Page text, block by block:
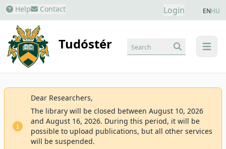
Help Contact Login ENHU
Tudóstér menu
Search
Dear Researchers,
The library will be closed between August 10, 2026
and August 16, 2026. During this period, it will be
possible to upload publications, but all other services
will be suspended.